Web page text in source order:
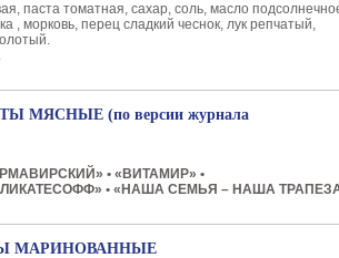
паста томатная, сахар, соль, масло
морковь, перец сладкий чеснок, лук репчатый,
МЯСНЫЕ (по версии журнала
• «ВИТАМИР» •
• «НАША СЕМЬЯ – НАША
МАРИНОВАННЫЕ